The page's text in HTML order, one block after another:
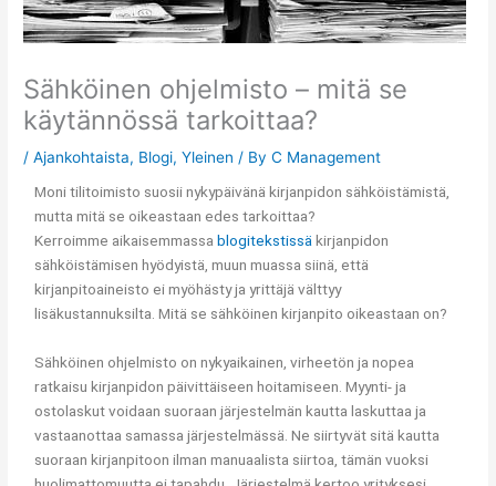
Sähköinen ohjelmisto – mitä se
käytännössä tarkoittaa?
/Ajankohtaista, Blogi,Yleinen / ByC Management
Moni tilitoimisto suosii nykypäivänä kirjanpidon sähköistämistä,
mutta mitä se oikeastaan edes tarkoittaa?
Kerroimme aikaisemmassa blogitekstissä kirjanpidon
sähköistämisen hyödyistä, muun muassa siinä, että
kirjanpitoaineisto ei myöhästy ja yrittäjä välttyy
lisäkustannuksilta. Mitä se sähköinen kirjanpito oikeastaan on?
Sähköinen ohjelmisto on nykyaikainen, virheetön ja nopea
ratkaisu kirjanpidon päivittäiseen hoitamiseen. Myynti- ja
ostolaskut voidaan suoraan järjestelmän kautta laskuttaa ja
vastaanottaa samassa järjestelmässä. Ne siirtyvät sitä kautta
suoraan kirjanpitoon ilman manuaalista siirtoa, tämän vuoksi